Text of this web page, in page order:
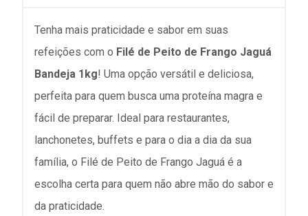
Tenha mais praticidade e sabor em suas
refeições com o Filé de Peito de Frango Jaguá
Bandeja 1kg! Uma opção versátil e deliciosa,
perfeita para quem busca uma proteína magra e
fácil de preparar. Ideal para restaurantes,
lanchonetes, buffets e para o dia a dia da sua
família, o Filé de Peito de Frango Jaguá é a
escolha certa para quem não abre mão do sabor e
da praticidade.